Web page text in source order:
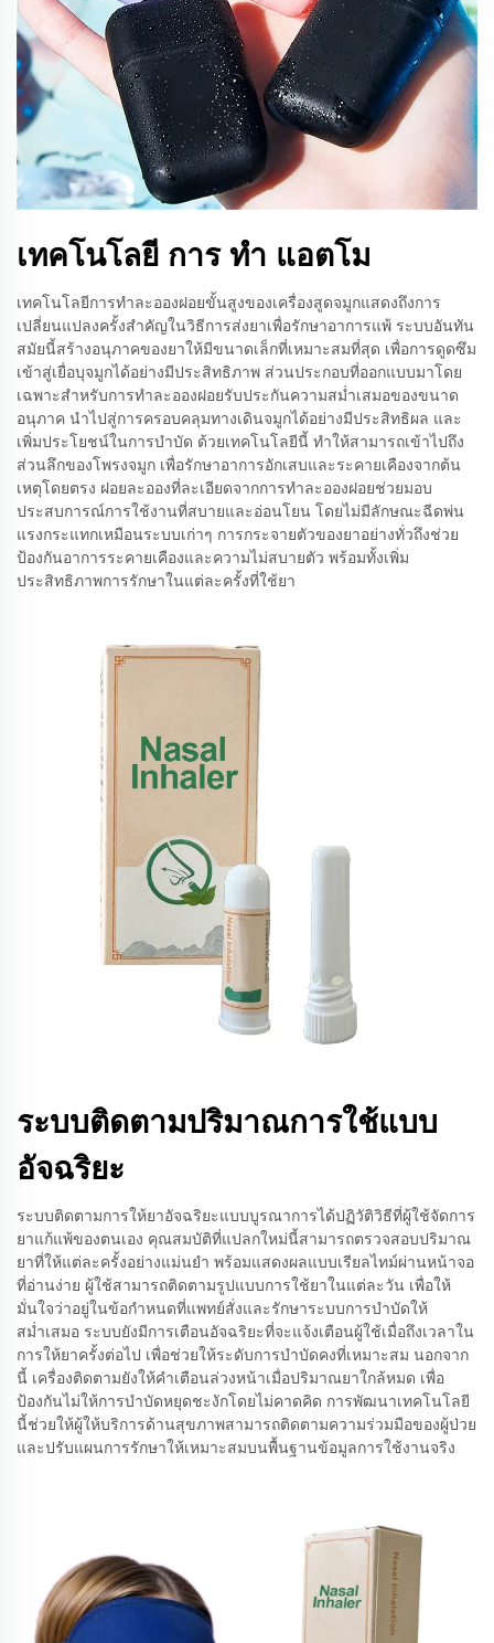
เทคโนโลยี การ ทํา แอตโม
เทคโนโลยีการทำละอองฝอยขั้นสูงของเครื่องสูดจมูกแสดงถึงการ
เปลี่ยนแปลงครั้งสำคัญในวิธีการส่งยาเพื่อรักษาอาการแพ้ ระบบอันทัน
สมัยนี้สร้างอนุภาคของยาให้มีขนาดเล็กที่เหมาะสมที่สุด เพื่อการดูดซึม
เข้าสู่เยื่อบุจมูกได้อย่างมีประสิทธิภาพ ส่วนประกอบที่ออกแบบมาโดย
เฉพาะสำหรับการทำละอองฝอยรับประกันความสม่ำเสมอของขนาด
อนุภาค นำไปสู่การครอบคลุมทางเดินจมูกได้อย่างมีประสิทธิผล และ
เพิ่มประโยชน์ในการบำบัด ด้วยเทคโนโลยีนี้ ทำให้สามารถเข้าไปถึง
ส่วนลึกของโพรงจมูก เพื่อรักษาอาการอักเสบและระคายเคืองจากต้น
เหตุโดยตรง ฝอยละอองที่ละเอียดจากการทำละอองฝอยช่วยมอบ
ประสบการณ์การใช้งานที่สบายและอ่อนโยน โดยไม่มีลักษณะฉีดพ่น
แรงกระแทกเหมือนระบบเก่าๆ การกระจายตัวของยาอย่างทั่วถึงช่วย
ป้องกันอาการระคายเคืองและความไม่สบายตัว พร้อมทั้งเพิ่ม
ประสิทธิภาพการรักษาในแต่ละครั้งที่ใช้ยา
ระบบติดตามปริมาณการใช้แบบ
อัจฉริยะ
ระบบติดตามการให้ยาอัจฉริยะแบบบูรณาการได้ปฏิวัติวิธีที่ผู้ใช้จัดการ
ยาแก้แพ้ของตนเอง คุณสมบัติที่แปลกใหม่นี้สามารถตรวจสอบปริมาณ
ยาที่ให้แต่ละครั้งอย่างแม่นยำ พร้อมแสดงผลแบบเรียลไทม์ผ่านหน้าจอ
ที่อ่านง่าย ผู้ใช้สามารถติดตามรูปแบบการใช้ยาในแต่ละวัน เพื่อให้
มั่นใจว่าอยู่ในข้อกำหนดที่แพทย์สั่งและรักษาระบบการบำบัดให้
สม่ำเสมอ ระบบยังมีการเตือนอัจฉริยะที่จะแจ้งเตือนผู้ใช้เมื่อถึงเวลาใน
การให้ยาครั้งต่อไป เพื่อช่วยให้ระดับการบำบัดคงที่เหมาะสม นอกจาก
นี้ เครื่องติดตามยังให้คำเตือนล่วงหน้าเมื่อปริมาณยาใกล้หมด เพื่อ
ป้องกันไม่ให้การบำบัดหยุดชะงักโดยไม่คาดคิด การพัฒนาเทคโนโลยี
นี้ช่วยให้ผู้ให้บริการด้านสุขภาพสามารถติดตามความร่วมมือของผู้ป่วย
และปรับแผนการรักษาให้เหมาะสมบนพื้นฐานข้อมูลการใช้งานจริง